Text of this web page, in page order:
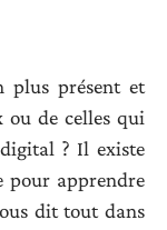
plus présent et
ou de celles qui
? Il existe
pour apprendre
dit tout dans